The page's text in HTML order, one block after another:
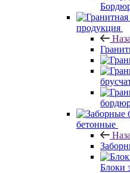
продукция
бетонные
Блоки